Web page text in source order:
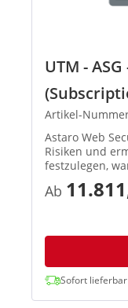
UTM -
Artikel-
Astaro Web
Risiken und
festzulegen,
online
werden
gelangen und
Ab
Sofort lieferbar